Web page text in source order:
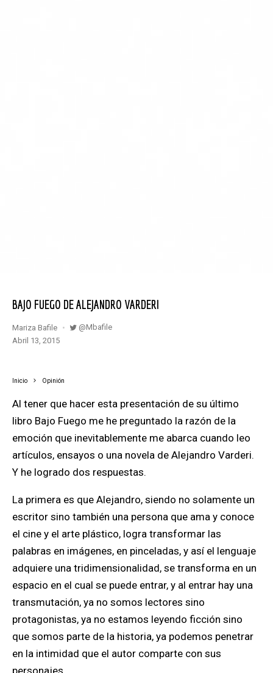
BAJO FUEGO DE ALEJANDRO VARDERI
Mariza Bafile
@mbafile
abril 13, 2015
Inicio Opinión
Al tener que hacer esta presentación de su último
libro Bajo Fuego me he preguntado la razón de la
emoción que inevitablemente me abarca cuando leo
artículos, ensayos o una novela de Alejandro Varderi.
Y he logrado dos respuestas.
La primera es que Alejandro, siendo no solamente un
escritor sino también una persona que ama y conoce
el cine y el arte plástico, logra transformar las
palabras en imágenes, en pinceladas, y así el lenguaje
adquiere una tridimensionalidad, se transforma en un
espacio en el cual se puede entrar, y al entrar hay una
transmutación, ya no somos lectores sino
protagonistas, ya no estamos leyendo ficción sino
que somos parte de la historia, ya podemos penetrar
en la intimidad que el autor comparte con sus
personajes.